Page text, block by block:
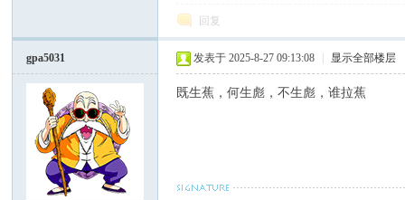
回复
gpa5031 发表于 2025-8-27 09:13:08 显示全部楼层
既生蕉，何生彪，不生彪，谁拉蕉